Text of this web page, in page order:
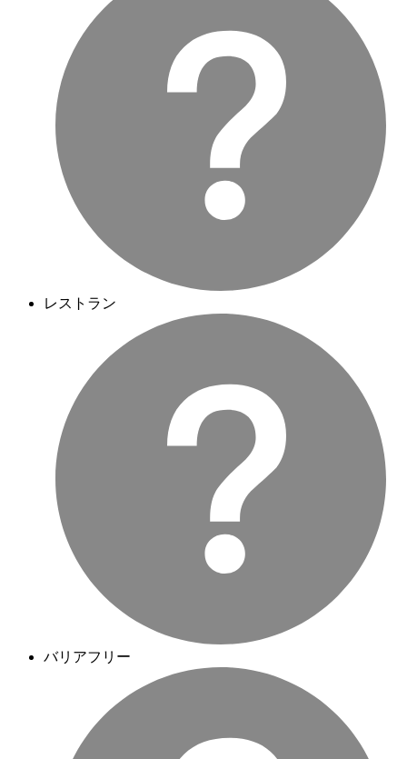
レストラン
バリアフリー